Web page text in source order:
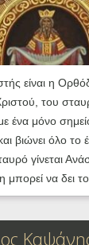
είναι η
του
μόνο
βιώνει όλο
γίνεται
να δει